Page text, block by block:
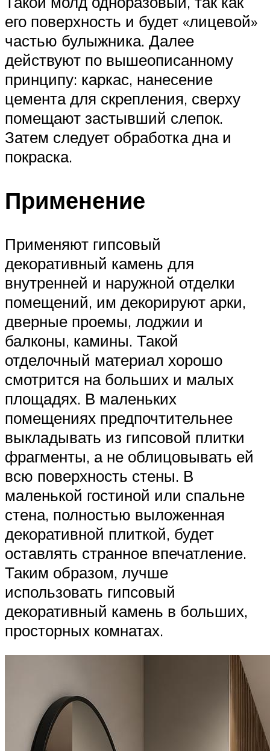
его поверхность и будет «лицевой»
частью булыжника. Далее
действуют по вышеописанному
принципу: каркас, нанесение
цемента для скрепления, сверху
помещают застывший слепок.
Затем следует обработка дна и
покраска.
Применение
Применяют гипсовый
декоративный камень для
внутренней и наружной отделки
помещений, им декорируют арки,
дверные проемы, лоджии и
балконы, камины. Такой
отделочный материал хорошо
смотрится на больших и малых
площадях. В маленьких
помещениях предпочтительнее
выкладывать из гипсовой плитки
фрагменты, а не облицовывать ей
всю поверхность стены. В
маленькой гостиной или спальне
стена, полностью выложенная
декоративной плиткой, будет
оставлять странное впечатление.
Таким образом, лучше
использовать гипсовый
декоративный камень в больших,
просторных комнатах.